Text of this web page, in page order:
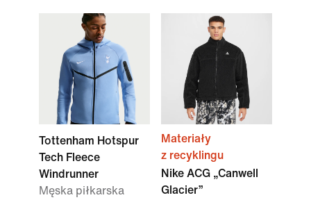
Tottenham Hotspur
Tech Fleece
Windrunner
Męska piłkarska
Materiały
z recyklingu
Nike ACG „Canwell
Glacier”